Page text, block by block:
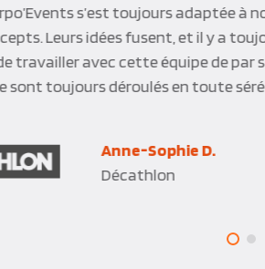
s’est toujours adaptée
Leurs idées fusent, et il y a
travailler avec cette équipe de par
sont toujours déroulés en toute
Anne-Sophie D.
Décathlon